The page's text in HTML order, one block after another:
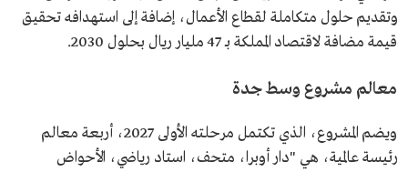
وتقديم حلول متكاملة لقطاع الأعمال، إضافة إلى استهدافه تحقيق
قيمة مضافة لاقتصاد المملكة بـ 47 مليار ريال بحلول 2030.
معالم مشروع وسط جدة
ويضم المشروع، الذي تكتمل مرحلته الأولى 2027، أربعة معالم
رئيسة عالمية، هي "دار أوبرا، متحف، استاد رياضي، الأحواض